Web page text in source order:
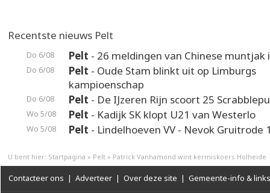
Recentste nieuws Pelt
Do 6/08 Pelt - 26 meldingen van Chinese muntjak
Do 6/08 Pelt - Oude Stam blinkt uit op Limburgs
kampioenschap
Do 6/08 Pelt - De IJzeren Rijn scoort 25
Wo 5/08 Pelt - Kadijk SK klopt U21 van Westerlo
Wo 5/08 Pelt - Lindelhoeven VV - Nevok Gruitrode
U bent hier: Startpagina » Pelt » Patrick Vanhamond wint kermiskoers Holheide
Contacteer ons | Adverteer | Over deze site | Gemeente-info & links